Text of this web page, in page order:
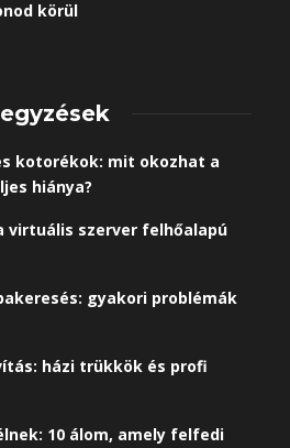
körül
kotorékok: mit okozhat a
hiánya?
virtuális szerver felhőalapú
gyakori problémák
házi trükkök és profi
10 álom, amely felfedi